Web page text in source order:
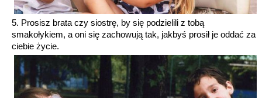
5. Prosisz brata czy siostrę, by się podzielili z tobą
smakołykiem, a oni się zachowują tak, jakbyś prosił je oddać za
ciebie życie.